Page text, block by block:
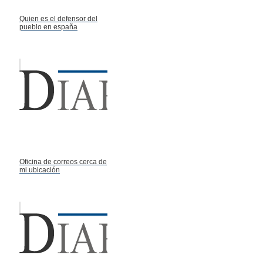
Quien es el defensor del
pueblo en españa
Oficina de correos cerca de
mi ubicación